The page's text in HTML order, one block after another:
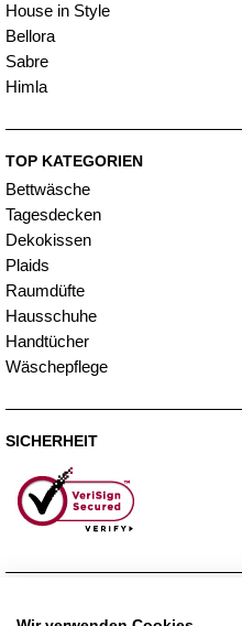
House in Style
Bellora
Sabre
Himla
TOP KATEGORIEN
Bettwäsche
Tagesdecken
Dekokissen
Plaids
Raumdüfte
Hausschuhe
Handtücher
Wäschepflege
SICHERHEIT